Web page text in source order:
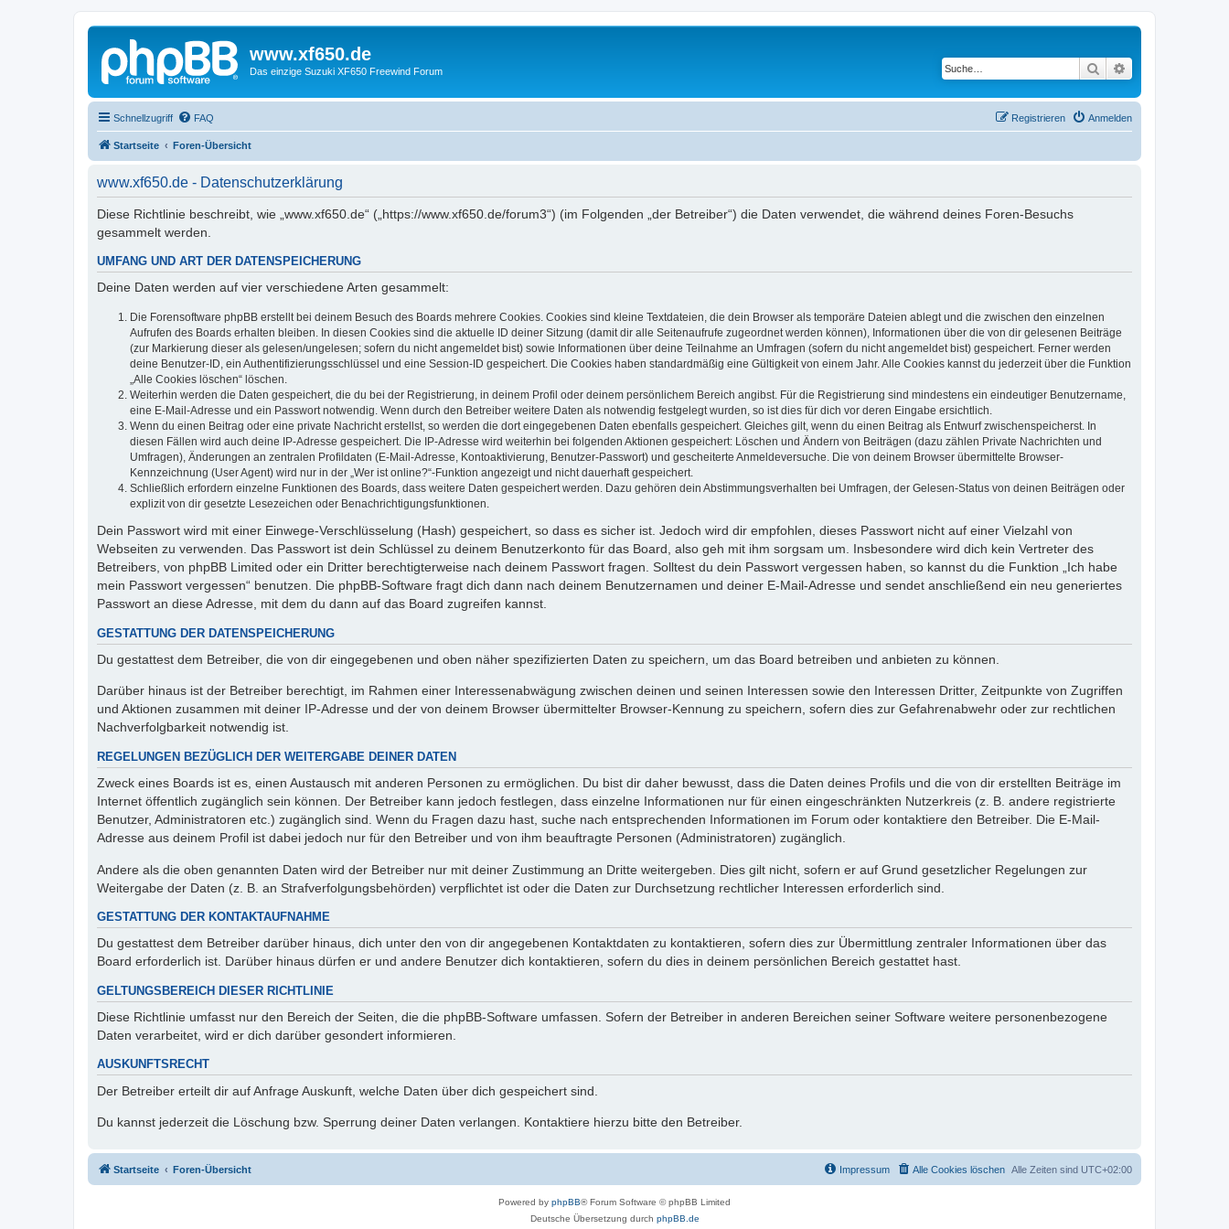
www.xf650.de
Das einzige Suzuki XF650 Freewind Forum Suche
Schnellzugriff FAQ Anmelden
Registrieren
Startseite Foren-Übersicht
www.xf650.de - Datenschutzerklärung
Diese Richtlinie beschreibt, wie „www.xf650.de“ („https://www.xf650.de/forum3“) (im Folgenden „der Betreiber“) die Daten verwendet, die während deines Foren-Besuchs
gesammelt werden.
UMFANG UND ART DER DATENSPEICHERUNG
Deine Daten werden auf vier verschiedene Arten gesammelt:
Die Forensoftware phpBB erstellt bei deinem Besuch des Boards mehrere Cookies. Cookies sind kleine Textdateien, die dein Browser als temporäre Dateien ablegt und die zwischen den einzelnen
Aufrufen des Boards erhalten bleiben. In diesen Cookies sind die aktuelle ID deiner Sitzung (damit dir alle Seitenaufrufe zugeordnet werden können), Informationen über die von dir gelesenen Beiträge
(zur Markierung dieser als gelesen/ungelesen; sofern du nicht angemeldet bist) sowie Informationen über deine Teilnahme an Umfragen (sofern du nicht angemeldet bist) gespeichert. Ferner werden
deine Benutzer-ID, ein Authentifizierungsschlüssel und eine Session-ID gespeichert. Die Cookies haben standardmäßig eine Gültigkeit von einem Jahr. Alle Cookies kannst du jederzeit über die Funktion
„Alle Cookies löschen“ löschen.
Weiterhin werden die Daten gespeichert, die du bei der Registrierung, in deinem Profil oder deinem persönlichem Bereich angibst. Für die Registrierung sind mindestens ein eindeutiger Benutzername,
eine E-Mail-Adresse und ein Passwort notwendig. Wenn durch den Betreiber weitere Daten als notwendig festgelegt wurden, so ist dies für dich vor deren Eingabe ersichtlich.
Wenn du einen Beitrag oder eine private Nachricht erstellst, so werden die dort eingegebenen Daten ebenfalls gespeichert. Gleiches gilt, wenn du einen Beitrag als Entwurf zwischenspeicherst. In
diesen Fällen wird auch deine IP-Adresse gespeichert. Die IP-Adresse wird weiterhin bei folgenden Aktionen gespeichert: Löschen und Ändern von Beiträgen (dazu zählen Private Nachrichten und
Umfragen), Änderungen an zentralen Profildaten (E-Mail-Adresse, Kontoaktivierung, Benutzer-Passwort) und gescheiterte Anmeldeversuche. Die von deinem Browser übermittelte Browser-
Kennzeichnung (User Agent) wird nur in der „Wer ist online?“-Funktion angezeigt und nicht dauerhaft gespeichert.
Schließlich erfordern einzelne Funktionen des Boards, dass weitere Daten gespeichert werden. Dazu gehören dein Abstimmungsverhalten bei Umfragen, der Gelesen-Status von deinen Beiträgen oder
explizit von dir gesetzte Lesezeichen oder Benachrichtigungsfunktionen.
Dein Passwort wird mit einer Einwege-Verschlüsselung (Hash) gespeichert, so dass es sicher ist. Jedoch wird dir empfohlen, dieses Passwort nicht auf einer Vielzahl von
Webseiten zu verwenden. Das Passwort ist dein Schlüssel zu deinem Benutzerkonto für das Board, also geh mit ihm sorgsam um. Insbesondere wird dich kein Vertreter des
Betreibers, von phpBB Limited oder ein Dritter berechtigterweise nach deinem Passwort fragen. Solltest du dein Passwort vergessen haben, so kannst du die Funktion „Ich habe
mein Passwort vergessen“ benutzen. Die phpBB-Software fragt dich dann nach deinem Benutzernamen und deiner E-Mail-Adresse und sendet anschließend ein neu generiertes
Passwort an diese Adresse, mit dem du dann auf das Board zugreifen kannst.
GESTATTUNG DER DATENSPEICHERUNG
Du gestattest dem Betreiber, die von dir eingegebenen und oben näher spezifizierten Daten zu speichern, um das Board betreiben und anbieten zu können.
Darüber hinaus ist der Betreiber berechtigt, im Rahmen einer Interessenabwägung zwischen deinen und seinen Interessen sowie den Interessen Dritter, Zeitpunkte von Zugriffen
und Aktionen zusammen mit deiner IP-Adresse und der von deinem Browser übermittelter Browser-Kennung zu speichern, sofern dies zur Gefahrenabwehr oder zur rechtlichen
Nachverfolgbarkeit notwendig ist.
REGELUNGEN BEZÜGLICH DER WEITERGABE DEINER DATEN
Zweck eines Boards ist es, einen Austausch mit anderen Personen zu ermöglichen. Du bist dir daher bewusst, dass die Daten deines Profils und die von dir erstellten Beiträge im
Internet öffentlich zugänglich sein können. Der Betreiber kann jedoch festlegen, dass einzelne Informationen nur für einen eingeschränkten Nutzerkreis (z. B. andere registrierte
Benutzer, Administratoren etc.) zugänglich sind. Wenn du Fragen dazu hast, suche nach entsprechenden Informationen im Forum oder kontaktiere den Betreiber. Die E-Mail-
Adresse aus deinem Profil ist dabei jedoch nur für den Betreiber und von ihm beauftragte Personen (Administratoren) zugänglich.
Andere als die oben genannten Daten wird der Betreiber nur mit deiner Zustimmung an Dritte weitergeben. Dies gilt nicht, sofern er auf Grund gesetzlicher Regelungen zur
Weitergabe der Daten (z. B. an Strafverfolgungsbehörden) verpflichtet ist oder die Daten zur Durchsetzung rechtlicher Interessen erforderlich sind.
GESTATTUNG DER KONTAKTAUFNAHME
Du gestattest dem Betreiber darüber hinaus, dich unter den von dir angegebenen Kontaktdaten zu kontaktieren, sofern dies zur Übermittlung zentraler Informationen über das
Board erforderlich ist. Darüber hinaus dürfen er und andere Benutzer dich kontaktieren, sofern du dies in deinem persönlichen Bereich gestattet hast.
GELTUNGSBEREICH DIESER RICHTLINIE
Diese Richtlinie umfasst nur den Bereich der Seiten, die die phpBB-Software umfassen. Sofern der Betreiber in anderen Bereichen seiner Software weitere personenbezogene
Daten verarbeitet, wird er dich darüber gesondert informieren.
AUSKUNFTSRECHT
Der Betreiber erteilt dir auf Anfrage Auskunft, welche Daten über dich gespeichert sind.
Du kannst jederzeit die Löschung bzw. Sperrung deiner Daten verlangen. Kontaktiere hierzu bitte den Betreiber.
Startseite Foren-Übersicht Alle Zeiten sind UTC+02:00
Alle Cookies löschen
Impressum
Powered by phpBB® Forum Software © phpBB Limited
Deutsche Übersetzung durch phpBB.de